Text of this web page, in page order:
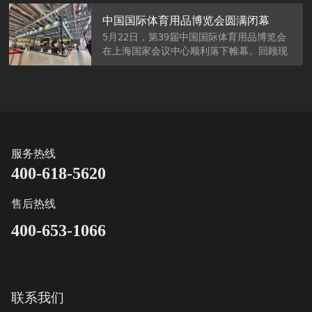
Ali！
中国国际体育用品博览会圆满闭幕
5月22日，第39届中国国际体育用品博览会
在上海国家会议中心顺利落下帷幕。回顾现
场，耳畔似乎依旧人声鼎沸，参展人流穿梭
服务热线
400-618-5620
售后热线
400-653-1066
联系我们